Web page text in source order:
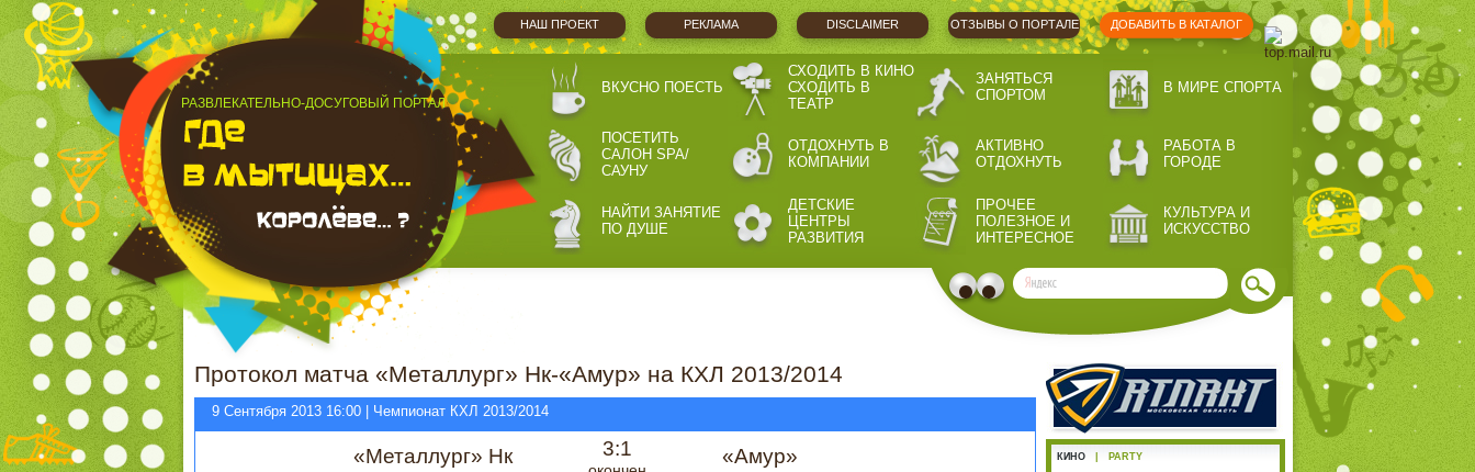
НАШ ПРОЕКТ РЕКЛАМА DISCLAIMER ОТЗЫВЫ О ПОРТАЛЕ ДОБАВИТЬ В КАТАЛОГ
РАЗВЛЕКАТЕЛЬНО-ДОСУГОВЫЙ ПОРТАЛ
ВКУСНО ПОЕСТЬ
СХОДИТЬ В КИНО
СХОДИТЬ В
ТЕАТР
ЗАНЯТЬСЯ
СПОРТОМ
В МИРЕ СПОРТА
ПОСЕТИТЬ
САЛОН SPA/
САУНУ
ОТДОХНУТЬ В
КОМПАНИИ
АКТИВНО
ОТДОХНУТЬ
РАБОТА В
ГОРОДЕ
НАЙТИ ЗАНЯТИЕ
ПО ДУШЕ
ДЕТСКИЕ
ЦЕНТРЫ
РАЗВИТИЯ
ПРОЧЕЕ
ПОЛЕЗНОЕ И
ИНТЕРЕСНОЕ
КУЛЬТУРА И
ИСКУССТВО
Протокол матча «Металлург» Нк-«Амур» на КХЛ 2013/2014
9 Сентября 2013 16:00 | Чемпионат КХЛ 2013/2014
«Металлург» Нк 3:1 «Амур» КИНО PARTY